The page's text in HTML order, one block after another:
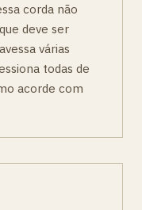
corda não
deve ser
várias
todas de
acorde com